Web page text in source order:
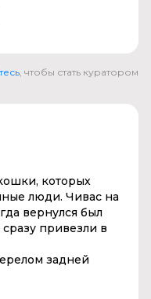
, чтобы стать куратором
которых
люди. Чивас на
вернулся был
привезли в
задней